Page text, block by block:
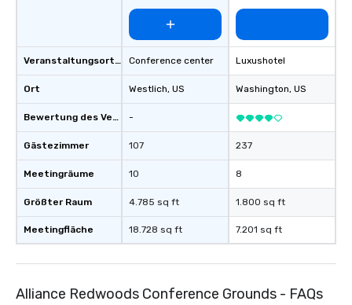
Veranstaltungsortstyp
Ort
Bewertung des Veranstaltungsortes
Gästezimmer
Meetingräume
Größter Raum
Meetingfläche
Conference center
Westlich, US
-
107
10
4.785 sq ft
18.728 sq ft
Luxushotel
Washington, US
237
8
1.800 sq ft
7.201 sq ft
Alliance Redwoods Conference Grounds - FAQs